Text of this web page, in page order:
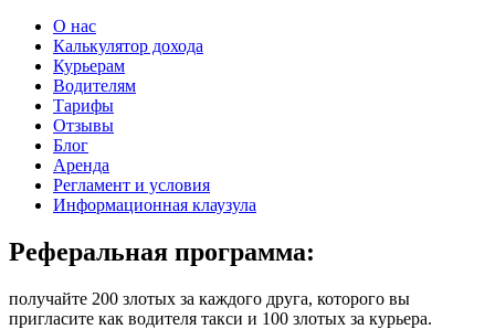
О нас
Калькулятор дохода
Курьерам
Водителям
Тарифы
Отзывы
Блог
Аренда
Регламент и условия
Информационная клаузула
Реферальная программа:
получайте 200 злотых за каждого друга, которого вы
пригласите как водителя такси и 100 злотых за курьера.